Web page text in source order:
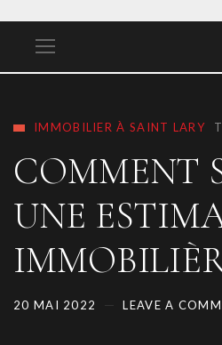
IMMOBILIER À SAINT LARY
COMMENT
UNE
20 MAI 2022 LEAVE A